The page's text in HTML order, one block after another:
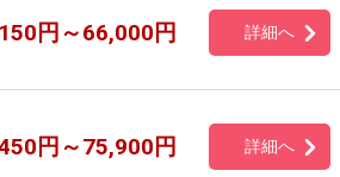
円～66,000円 詳細へ
円～75,900円 詳細へ